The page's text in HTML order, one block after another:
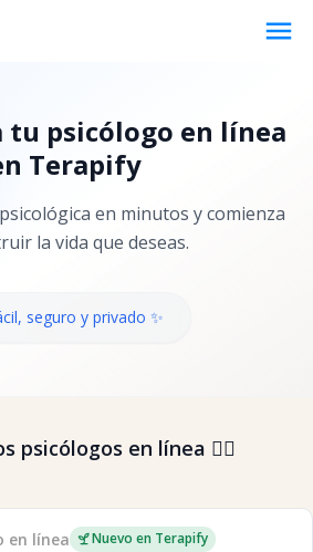
menu
tu psicólogo en línea
Terapify
en minutos y comienza
la vida que deseas.
seguro y privado ✨
psicólogos en línea 👇🏼
en línea Nuevo en Terapify